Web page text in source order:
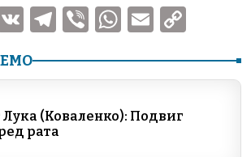
V
K
T
el
e
a
m
V
ib
er
W
h
at
A
E
m
ai p
(Коваленко): Подвиг
рата